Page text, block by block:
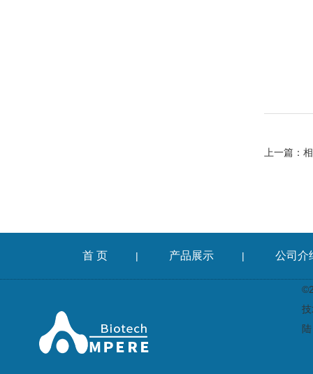
上一篇： 相
首 页 | 产品展示 | 公司介
陆